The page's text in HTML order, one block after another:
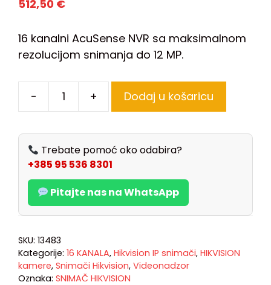
512,50 €
16 kanalni AcuSense NVR sa maksimalnom
rezolucijom snimanja do 12 MP.
- + Dodaj u košaricu
Trebate pomoć oko odabira?
+385 95 536 8301
Pitajte nas na WhatsApp
SKU: 13483
Kategorije: 16 KANALA, Hikvision IP snimači, HIKVISION
kamere, Snimači Hikvision, Videonadzor
Oznaka: SNIMAČ HIKVISION